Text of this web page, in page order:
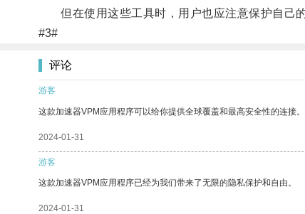
但在使用这些工具时，用户也应注意保护自己的
#3#
评论
游客
这款加速器VPM应用程序可以给你提供全球覆盖和最高安全性的连接。
2024-01-31
游客
这款加速器VPM应用程序已经为我们带来了无限的隐私保护和自由。
2024-01-31